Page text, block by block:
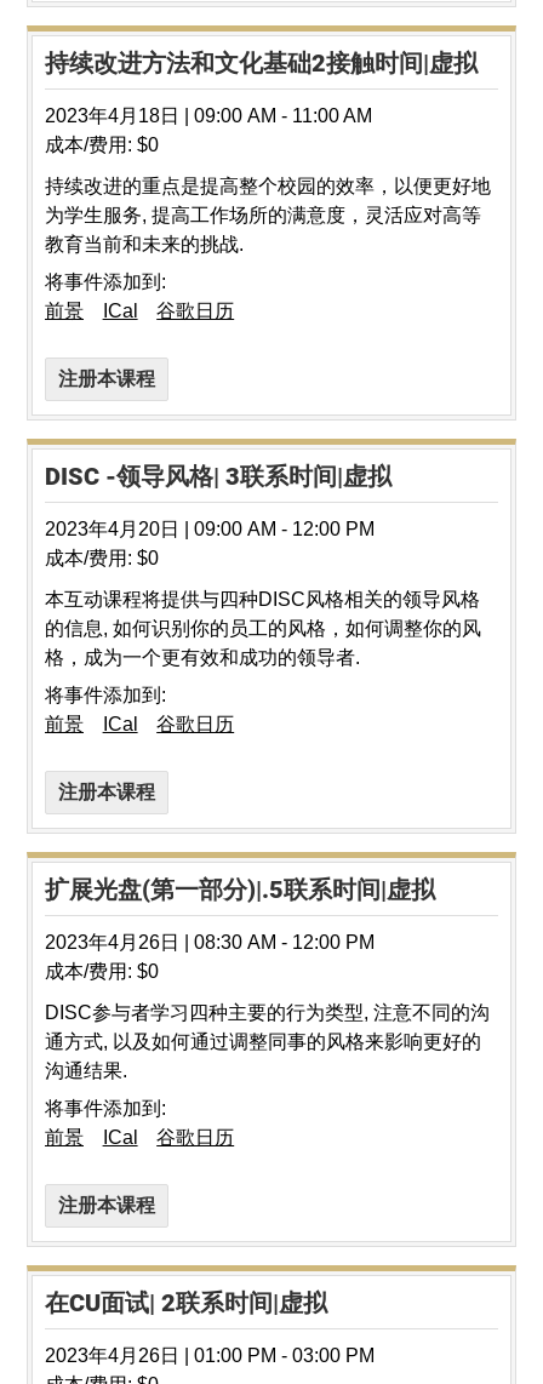
持续改进方法和文化基础2接触时间|虚拟
2023年4月18日 09:00 AM - 11:00 AM
成本/费用: $0
持续改进的重点是提高整个校园的效率，以便更好地
为学生服务, 提高工作场所的满意度，灵活应对高等
教育当前和未来的挑战.
将事件添加到:
前景
ICal 谷歌日历
注册本课程
DISC -领导风格| 3联系时间|虚拟
2023年4月20日 09:00 AM - 12:00 PM
成本/费用: $0
本互动课程将提供与四种DISC风格相关的领导风格
的信息, 如何识别你的员工的风格，如何调整你的风
格，成为一个更有效和成功的领导者.
将事件添加到:
前景
ICal 谷歌日历
注册本课程
扩展光盘(第一部分)|.5联系时间|虚拟
2023年4月26日 08:30 AM - 12:00 PM
成本/费用: $0
DISC参与者学习四种主要的行为类型, 注意不同的沟
通方式, 以及如何通过调整同事的风格来影响更好的
沟通结果.
将事件添加到:
前景
ICal 谷歌日历
注册本课程
在CU面试| 2联系时间|虚拟
2023年4月26日 01:00 PM - 03:00 PM